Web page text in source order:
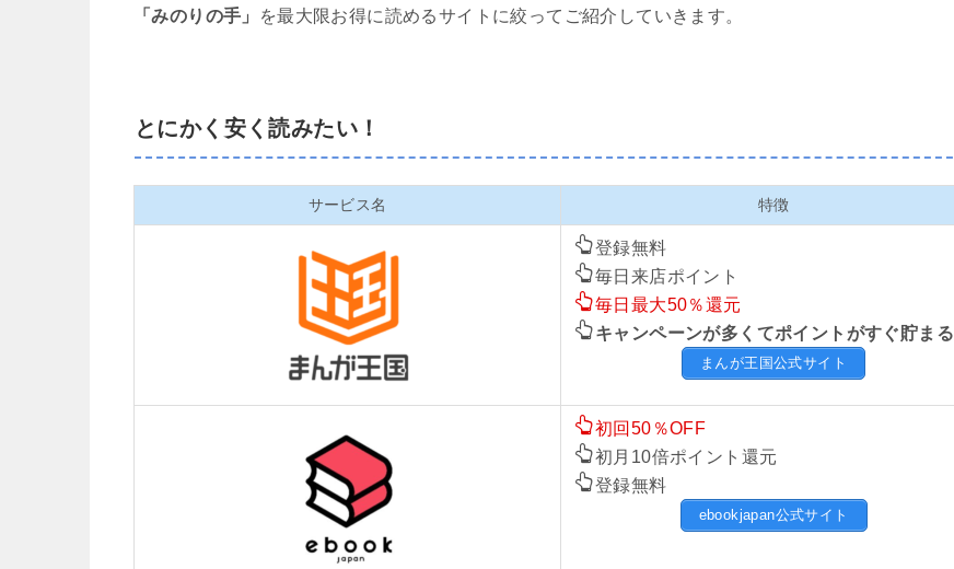
「みのりの手」 を最大限お得に読めるサイトに絞ってご紹介していきます。
とにかく安く読みたい！
サービス名 特徴
登録無料
毎日来店ポイント
毎日最大50％還元
キャンペーンが多くてポイントがすぐ貯まる
まんが王国公式サイト
初回50％OFF
初月10倍ポイント還元
登録無料
ebookjapan公式サイト